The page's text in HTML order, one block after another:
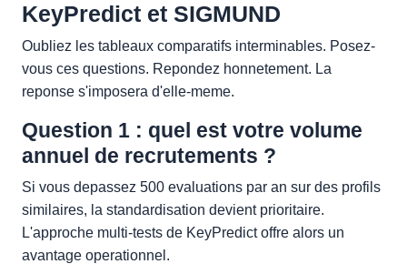
KeyPredict et SIGMUND
Oubliez les tableaux comparatifs interminables. Posez-
vous ces questions. Repondez honnetement. La
reponse s'imposera d'elle-meme.
Question 1 : quel est votre volume
annuel de recrutements ?
Si vous depassez 500 evaluations par an sur des profils
similaires, la standardisation devient prioritaire.
L'approche multi-tests de KeyPredict offre alors un
avantage operationnel.